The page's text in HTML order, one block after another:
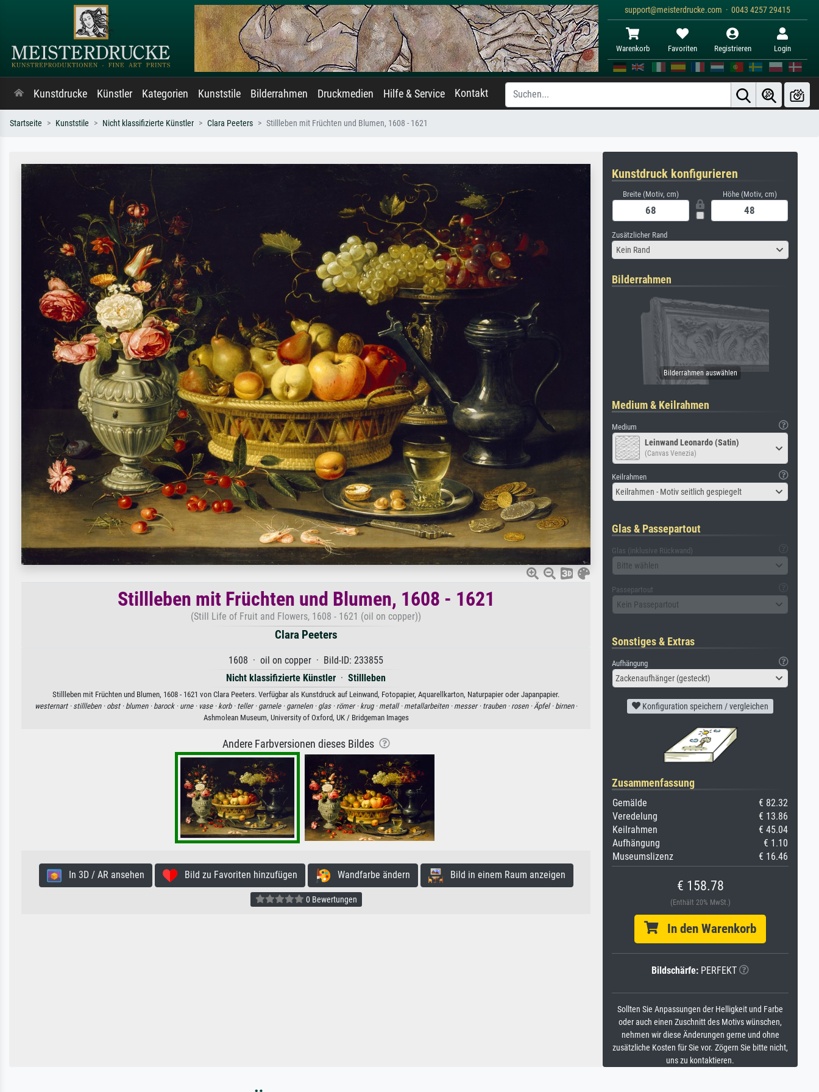
support@meisterdrucke.com · 0043 4257 29415
Warenkorb Favoriten Registrieren Login
Kunstdrucke Künstler Kategorien Kunststile Bilderrahmen Druckmedien Hilfe & Service Kontakt
Startseite Kunststile Nicht klassifizierte Künstler Clara Peeters Stillleben mit Früchten und Blumen, 1608 - 1621
Stillleben mit Früchten und Blumen, 1608 - 1621
(Still Life of Fruit and Flowers, 1608 - 1621 (oil on copper))
Clara Peeters
1608 · oil on copper · Bild-ID: 233855
Nicht klassifizierte Künstler · Stillleben
Stillleben mit Früchten und Blumen, 1608 - 1621 von Clara Peeters. Verfügbar als Kunstdruck auf Leinwand, Fotopapier, Aquarellkarton, Naturpapier oder Japanpapier.
westernart · stillleben · obst · blumen · barock · urne · vase · korb · teller · garnele · garnelen · glas · römer · krug · metall · metallarbeiten · messer · trauben · rosen ·Äpfel · birnen·
Ashmolean Museum, University of Oxford, UK / Bridgeman Images
Andere Farbversionen dieses Bildes
In 3D / AR ansehen Bild zu Favoriten hinzufügen Wandfarbe ändern Bild in einem Raum anzeigen
0 Bewertungen
Kunstdruck konfigurieren
Breite (Motiv, cm) Höhe (Motiv, cm)
Zusätzlicher Rand
Kein Rand
Bilderrahmen
Medium & Keilrahmen
Medium
Leinwand Leonardo (Satin)
(Canvas Venezia)
Keilrahmen
Keilrahmen - Motiv seitlich gespiegelt
Glas & Passepartout
Glas (inklusive Rückwand)
Bitte wählen
Passepartout
Kein Passepartout
Sonstiges & Extras
Aufhängung
Zackenaufhänger (gesteckt)
Konfiguration speichern / vergleichen
Zusammenfassung
Gemälde
€ 82.32
Veredelung
€ 13.86
Keilrahmen
€ 45.04
Aufhängung
€ 1.10
Museumslizenz
€ 16.46
€ 158.78
(Enthält 20% MwSt.)
In den Warenkorb
Bildschärfe: PERFEKT
Sollten Sie Anpassungen der Helligkeit und Farbe
oder auch einen Zuschnitt des Motivs wünschen,
nehmen wir diese Änderungen gerne und ohne
zusätzliche Kosten für Sie vor. Zögern Sie bitte nicht,
uns zu kontaktieren.